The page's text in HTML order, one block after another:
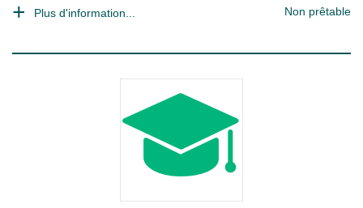
Plus d'information... Non prêtable